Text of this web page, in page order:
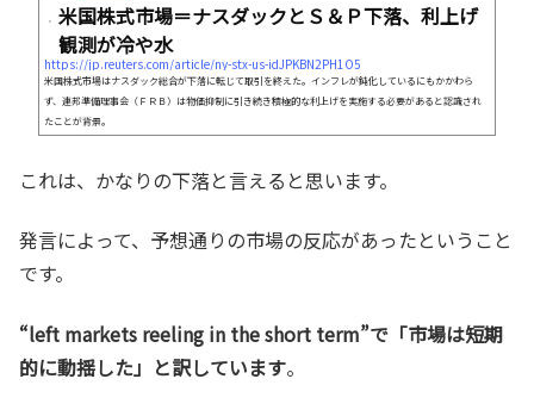
米国株式市場＝ナスダックとＳ＆Ｐ下落、利上げ
観測が冷や水
https://jp.reuters.com/article/ny-stx-us-idJPKBN2PH1O5
米国株式市場はナスダック総合が下落に転じて取引を終えた。インフレが鈍化しているにもかかわら
ず、連邦準備理事会（ＦＲＢ）は物価抑制に引き続き積極的な利上げを実施する必要があると認識され
たことが背景。
これは、かなりの下落と言えると思います。
発言によって、予想通りの市場の反応があったということ
です。
“left markets reeling in the short term”で「市場は短期
的に動揺した」と訳しています。